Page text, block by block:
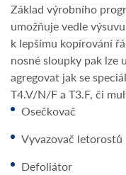
Základ výrobního
umožňuje vedle
k lepšímu kopírování
nosné sloupky pak lze
agregovat jak se
T4.V/N/F a T3.F, či
Osečkovač
Vyvazovač letorostů
Defoliátor